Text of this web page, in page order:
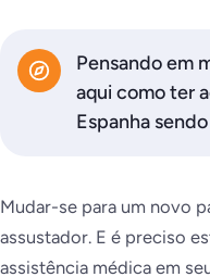
Pensando em
aqui como ter
Espanha
Mudar-se para um novo
assustador. E é preciso
assistência médica em